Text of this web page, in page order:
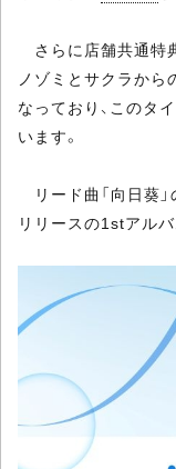
さらに店舗共通特
ノゾミとサクラから
なっており、このタ
います。
リード曲「向日葵」
リリースの1stアル